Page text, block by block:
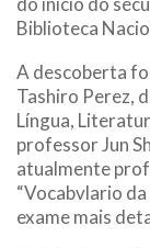
Biblioteca
A descoberta
Tashiro Perez,
Língua,
professor Jun
atualmente
“Vocabvlario da
exame mais